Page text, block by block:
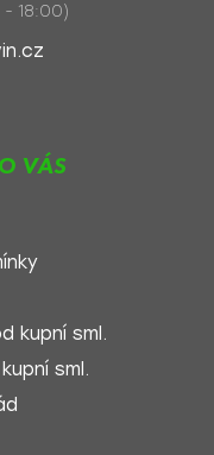
18:00)
VÁS
kupní sml.
sml.